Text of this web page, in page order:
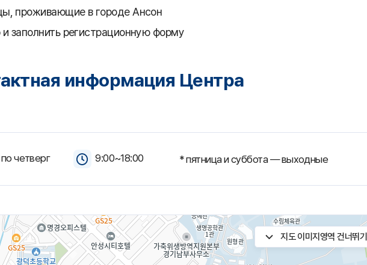
проживающие в городе Ансон
заполнить регистрационную форму
информация Центра
четверг 9:00~18:00 * пятница и суббота — выходные
지도 이미지영역 건너뛰기